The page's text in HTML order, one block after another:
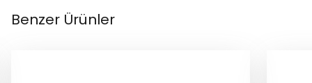
Benzer Ürünler